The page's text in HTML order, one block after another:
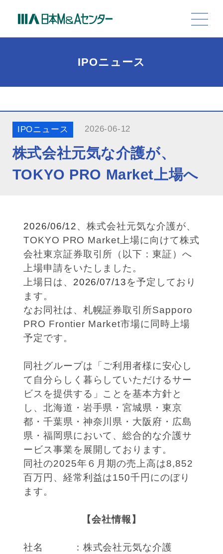
IPOニュース
IPOニュース 2026-06-12
株式会社元気な介護が、
TOKYO PRO Market上場へ
2026/06/12、株式会社元気な介護が、
TOKYO PRO Market上場に向けて株式
会社東京証券取引所（以下：東証）へ
上場申請をいたしました。
上場日は、 2026/07/13を予定しており
ます。
なお同社は、札幌証券取引所Sapporo
PRO Frontier Market市場に同時上場
予定です。
同社グループは「ご利用者様に安心し
て自分らしく暮らしていただけるサー
ビスを提供する」ことを基本方針と
し、北海道・岩手県・宮城県・東京
都・千葉県・神奈川県・大阪府・広島
県・福岡県において、総合的な介護サ
ービス事業を展開しております。
同社の2025年６月期の売上高は8,852
百万円、経常利益は150千円にのぼり
ます。
【会社情報】
社名 ：株式会社元気な介護